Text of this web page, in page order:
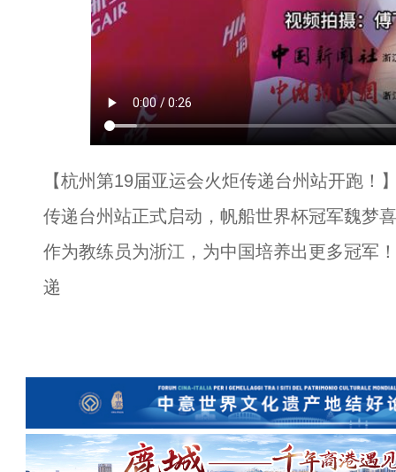
【杭州第19届亚运会火炬传递台州站开跑！
传递台州站正式启动，帆船世界杯冠军魏梦
作为教练员为浙江，为中国培养出更多冠军
递